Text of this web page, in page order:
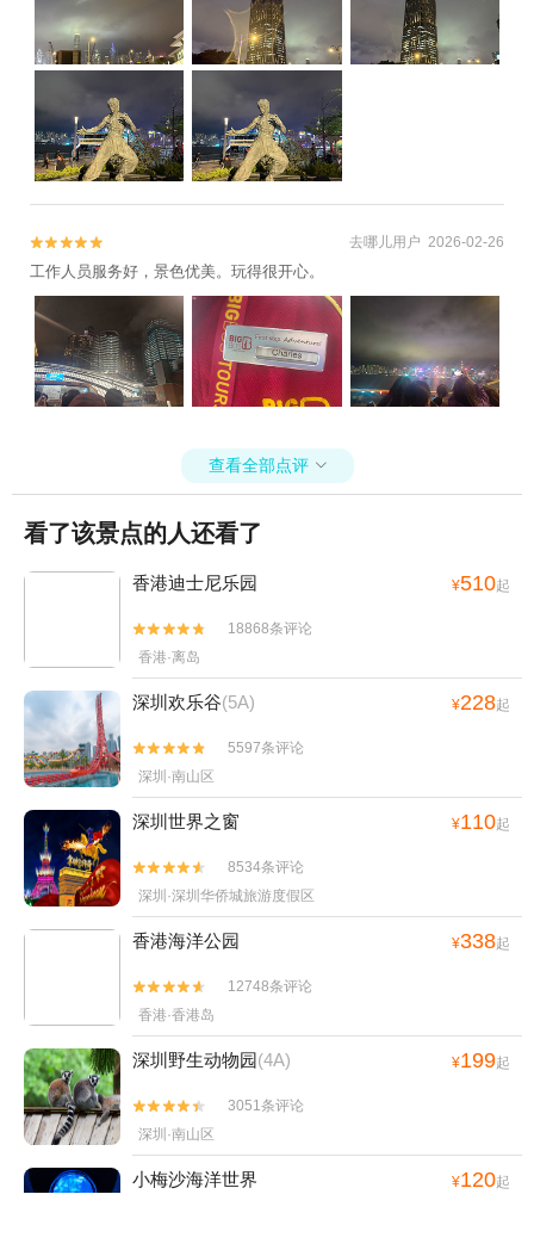

 去哪儿用户 2026-02-26
工作人员服务好，景色优美。玩得很开心。
查看全部点评 
看了该景点的人还看了
香港迪士尼乐园 ¥510起


18868条评论
香港·离岛
深圳欢乐谷(5A) ¥228起


5597条评论
深圳·南山区
深圳世界之窗 ¥110起


8534条评论
深圳·深圳华侨城旅游度假区
香港海洋公园 ¥338起


12748条评论
香港·香港岛
深圳野生动物园(4A) ¥199起


3051条评论
深圳·南山区
小梅沙海洋世界 ¥120起